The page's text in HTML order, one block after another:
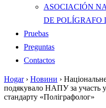
ASOCIACIÓN
DE POLÍGRAFO
Pruebas
Preguntas
Contactos
Hogar› Новини ›
подякувало НАПУ за участь
стандарту «Поліграфолог»